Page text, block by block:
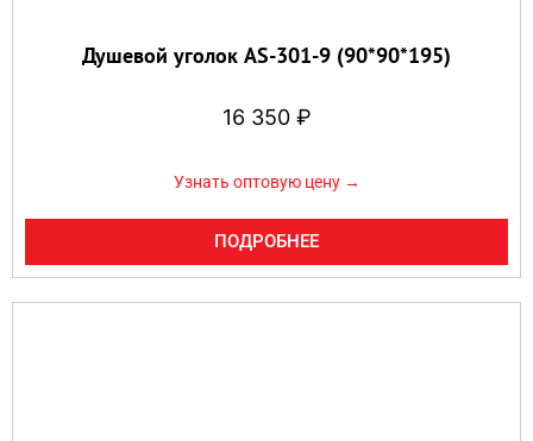
Душевой уголок AS-301-9 (90*90*195)
16 350 ₽
Узнать оптовую цену →
ПОДРОБНЕЕ